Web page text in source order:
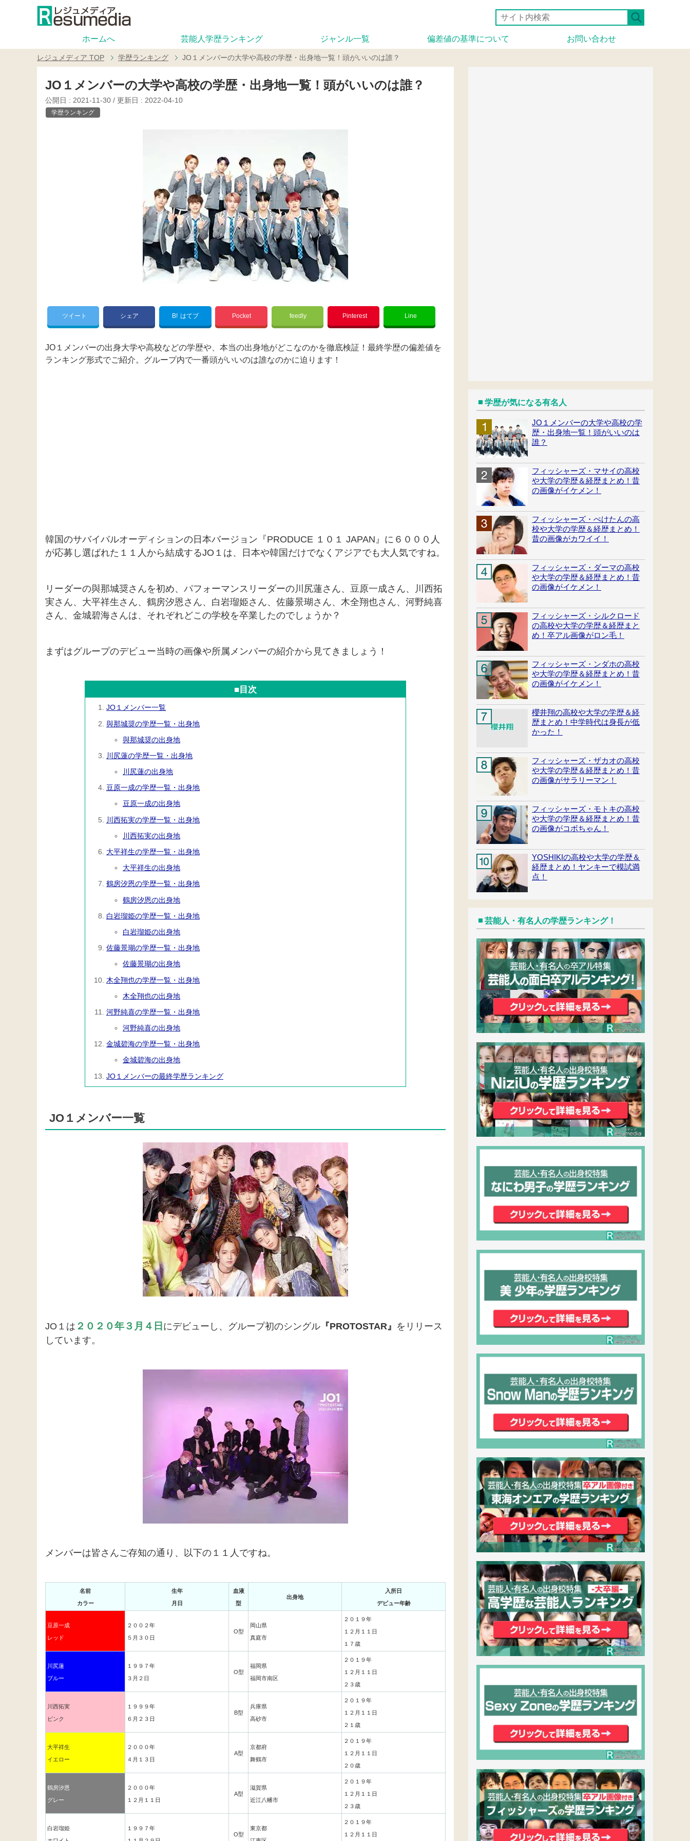
ホームへ 芸能人学歴ランキング ジャンル一覧 偏差値の基準について お問い合わせ
レジュメディア TOP 学歴ランキング JO１メンバーの大学や高校の学歴・出身地一覧！頭がいいのは誰？
JO１メンバーの大学や高校の学歴・出身地一覧！頭がいいのは誰？
公開日 : 2021-11-30 / 更新日 : 2022-04-10
学歴ランキング
ツイート シェア B! はてブ Pocket feedly Pinterest Line
JO１メンバーの出身大学や高校などの学歴や、本当の出身地がどこなのかを徹底検証！最終学歴の偏差値を
ランキング形式でご紹介。グループ内で一番頭がいいのは誰なのかに迫ります！
韓国のサバイバルオーディションの日本バージョン『PRODUCE １０１ JAPAN』に６０００人
が応募し選ばれた１１人から結成するJO１は、日本や韓国だけでなくアジアでも大人気ですね。
リーダーの與那城奨さんを初め、パフォーマンスリーダーの川尻蓮さん、豆原一成さん、川西拓
実さん、大平祥生さん、鶴房汐恩さん、白岩瑠姫さん、佐藤景瑚さん、木全翔也さん、河野純喜
さん、金城碧海さんは、それぞれどこの学校を卒業したのでしょうか？
まずはグループのデビュー当時の画像や所属メンバーの紹介から見てきましょう！
■目次
JO１メンバー一覧
與那城奨の学歴一覧・出身地
與那城奨の出身地
川尻蓮の学歴一覧・出身地
川尻蓮の出身地
豆原一成の学歴一覧・出身地
豆原一成の出身地
川西拓実の学歴一覧・出身地
川西拓実の出身地
大平祥生の学歴一覧・出身地
大平祥生の出身地
鶴房汐恩の学歴一覧・出身地
鶴房汐恩の出身地
白岩瑠姫の学歴一覧・出身地
白岩瑠姫の出身地
佐藤景瑚の学歴一覧・出身地
佐藤景瑚の出身地
木全翔也の学歴一覧・出身地
木全翔也の出身地
河野純喜の学歴一覧・出身地
河野純喜の出身地
金城碧海の学歴一覧・出身地
金城碧海の出身地
JO１メンバーの最終学歴ランキング
JO１メンバー一覧
JO１は ２０２０年３月４日 にデビューし、グループ初のシングル 『PROTOSTAR』 をリリース
しています。
メンバーは皆さんご存知の通り、以下の１１人ですね。
名前
カラー
生年
月日
血液
型
出身地
入所日
デビュー年齢
豆原一成
レッド
２００２年
５月３０日
O型
岡山県
真庭市
２０１９年
１２月１１日
１７歳
川尻蓮
ブルー
１９９７年
３月２日
O型
福岡県
福岡市南区
２０１９年
１２月１１日
２３歳
川西拓実
ピンク
１９９９年
６月２３日
B型
兵庫県
高砂市
２０１９年
１２月１１日
２１歳
大平祥生
イエロー
２０００年
４月１３日
A型
京都府
舞鶴市
２０１９年
１２月１１日
２０歳
鶴房汐恩
グレー
２０００年
１２月１１日
A型
滋賀県
近江八幡市
２０１９年
１２月１１日
２３歳
白岩瑠姫
１９９７年
O型
東京都
２０１９年
１２月１１日
学歴が気になる有名人
JO１メンバーの大学や高校の学
歴・出身地一覧！頭がいいのは
誰？
フィッシャーズ・マサイの高校
や大学の学歴＆経歴まとめ！昔
の画像がイケメン！
フィッシャーズ・ぺけたんの高
校や大学の学歴＆経歴まとめ！
昔の画像がカワイイ！
フィッシャーズ・ダーマの高校
や大学の学歴＆経歴まとめ！昔
の画像がイケメン！
フィッシャーズ・シルクロード
の高校や大学の学歴＆経歴まと
め！卒アル画像がロン毛！
フィッシャーズ・ンダホの高校
や大学の学歴＆経歴まとめ！昔
の画像がイケメン！
櫻井翔の高校や大学の学歴＆経
歴まとめ！中学時代は身長が低
かった！
フィッシャーズ・ザカオの高校
や大学の学歴＆経歴まとめ！昔
の画像がサラリーマン！
フィッシャーズ・モトキの高校
や大学の学歴＆経歴まとめ！昔
の画像がコボちゃん！
YOSHIKIの高校や大学の学歴＆
経歴まとめ！ヤンキーで模試満
点！
芸能人・有名人の学歴ランキング！